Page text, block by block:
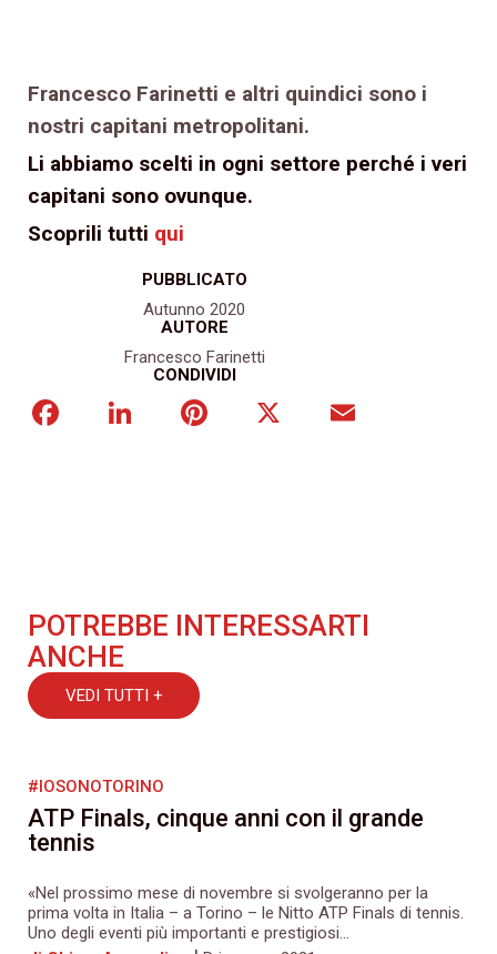
PUBBLICATO
Autunno 2020
AUTORE
Francesco Farinetti
CONDIVIDI
FacebookLinkedInPinterest
Francesco Farinetti e altri quindici sono i
nostri capitani metropolitani.
Li abbiamo scelti in ogni settore perché i veri
capitani sono ovunque.
Scoprili tutti qui
POTREBBE INTERESSARTI
ANCHE
VEDI TUTTI +
#IOSONOTORINO
ATP Finals, cinque anni con il grande
tennis
«Nel prossimo mese di novembre si svolgeranno per la
prima volta in Italia – a Torino – le Nitto ATP Finals di tennis.
Uno degli eventi più importanti e prestigiosi...